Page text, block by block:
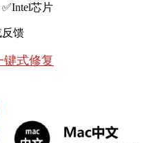
芯片
馈
键式修复